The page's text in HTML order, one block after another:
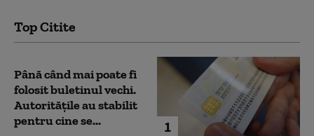
Top Citite
1
Până când mai poate fi
folosit buletinul vechi.
Autoritățile au stabilit
pentru cine se...